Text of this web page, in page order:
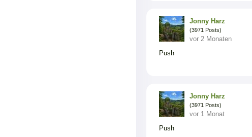
Jonny Harz
(3971 Posts)
vor 2 Monaten
Push
Jonny Harz
(3971 Posts)
vor 1 Monat
Push